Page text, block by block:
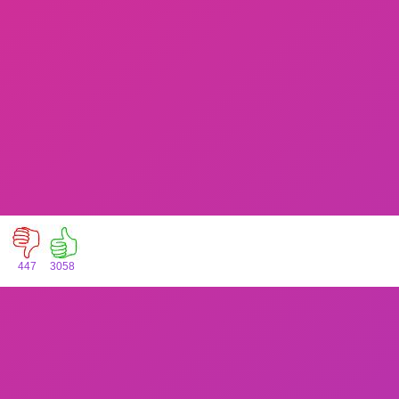
447 3058